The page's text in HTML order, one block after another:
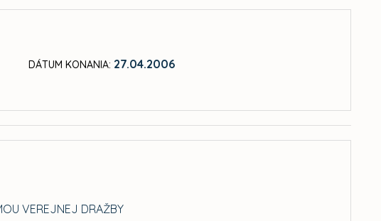
DÁTUM KONANIA: 27.04.2006
VEREJNEJ DRAŽBY